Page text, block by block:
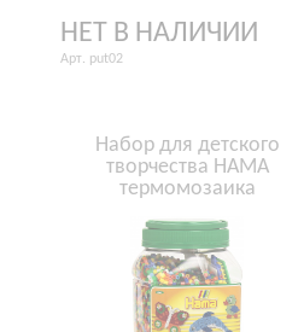
НЕТ В НАЛИЧИИ
Арт. put02
Набор для детского
творчества HAMA
термомозаика